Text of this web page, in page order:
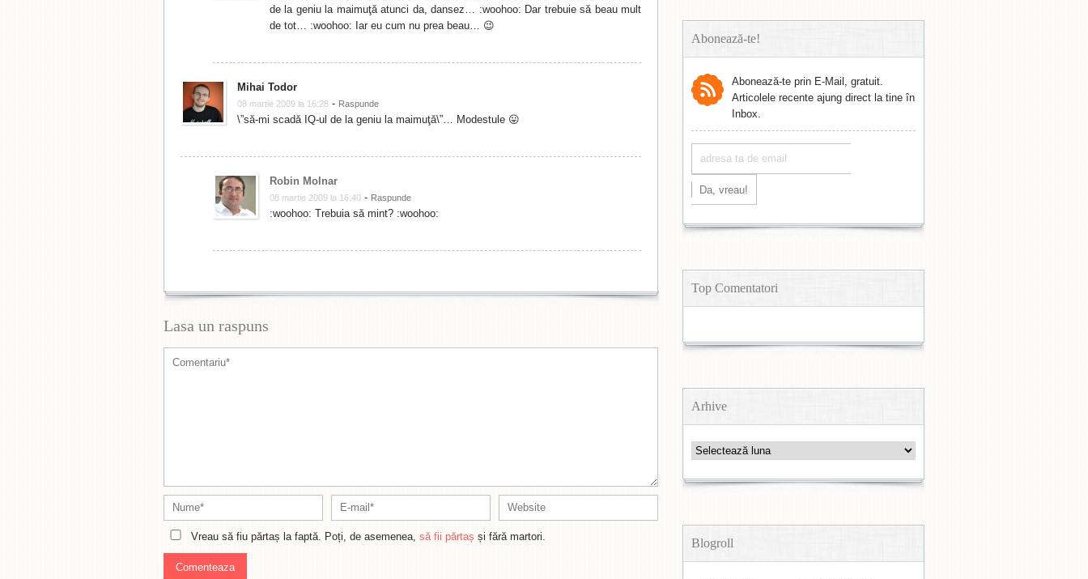
de la geniu la maimuţă atunci da, dansez… :woohoo: Dar trebuie să beau mult
de tot… :woohoo: Iar eu cum nu prea beau… 😉
Mihai Todor
08 martie 2009 la 16:28 - Raspunde
\”să-mi scadă IQ-ul de la geniu la maimuţă\”… Modestule 😛
Robin Molnar
08 martie 2009 la 16:40 - Raspunde
:woohoo: Trebuia să mint? :woohoo:
Lasa un raspuns
Vreau să fiu părtaș la faptă. Poți, de asemenea, să fii părtaș și fără martori.
Abonează-te!
Abonează-te prin E-Mail, gratuit.
Articolele recente ajung direct la tine în
Inbox.
Top Comentatori
Arhive
Arhive
Blogroll